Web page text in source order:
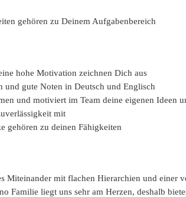
gehören zu Deinem Aufgabenbereich
hohe Motivation zeichnen Dich aus
und gute Noten in Deutsch und Englisch
und motiviert im Team deine eigenen Ideen
mit
gehören zu deinen Fähigkeiten
Miteinander mit flachen Hierarchien und einer
Familie liegt uns sehr am Herzen, deshalb